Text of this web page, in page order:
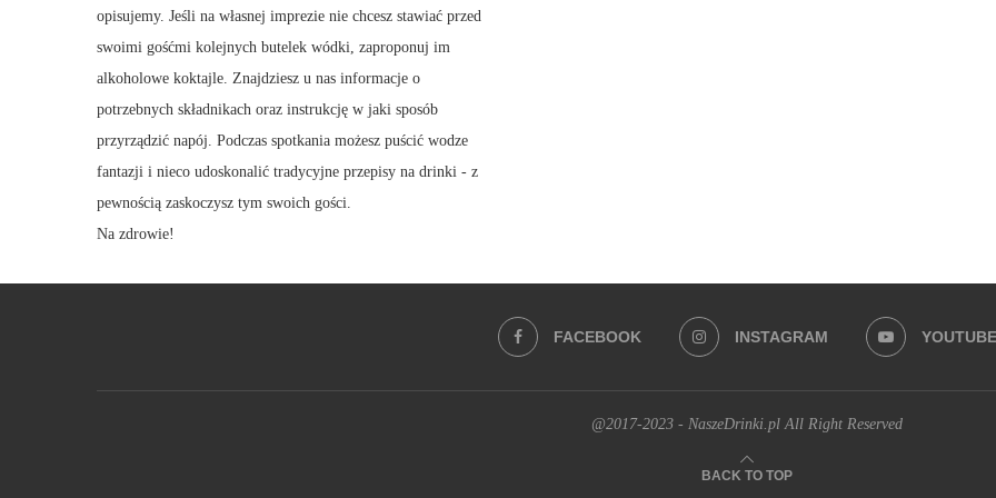
opisujemy. Jeśli na własnej imprezie nie chcesz stawiać przed
swoimi gośćmi kolejnych butelek wódki, zaproponuj im
alkoholowe koktajle. Znajdziesz u nas informacje o
potrzebnych składnikach oraz instrukcję w jaki sposób
przyrządzić napój. Podczas spotkania możesz puścić wodze
fantazji i nieco udoskonalić tradycyjne przepisy na drinki - z
pewnością zaskoczysz tym swoich gości.
Na zdrowie!
FACEBOOK INSTAGRAM YOUTUBE
@2017-2023 - NaszeDrinki.pl All Right Reserved
BACK TO TOP